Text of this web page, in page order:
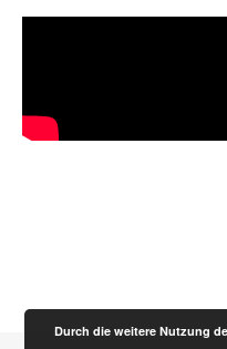
Durch die weitere Nutzung